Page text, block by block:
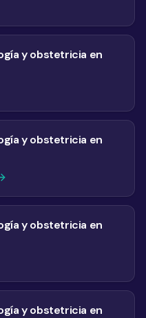
y obstetricia en
y obstetricia en
y obstetricia en
y obstetricia en